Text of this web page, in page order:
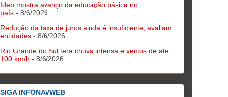
Ideb mostra avanço da educação básica no
país - 8/6/2026
Redução da taxa de juros ainda é insuficiente, avaliam
entidades - 8/6/2026
Rio Grande do Sul terá chuva intensa e ventos de até
100 km/h - 8/6/2026
SIGA INFONAVWEB